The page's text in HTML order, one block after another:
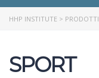
HHP INSTITUTE > PRODOTTI
SPORT